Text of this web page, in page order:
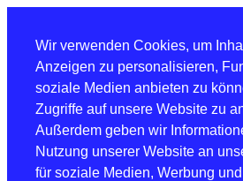
Wir verwenden Cookies, um
Anzeigen zu personalisieren,
soziale Medien anbieten zu
Zugriffe auf unsere Website zu
Außerdem geben wir
Nutzung unserer Website an
für soziale Medien, Werbung